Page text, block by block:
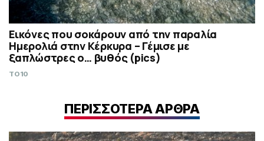
Εικόνες που σοκάρουν από την παραλία
Ημερολιά στην Κέρκυρα – Γέμισε με
ξαπλώστρες ο… βυθός (pics)
TO10
ΠΕΡΙΣΣΟΤΕΡΑ ΑΡΘΡΑ